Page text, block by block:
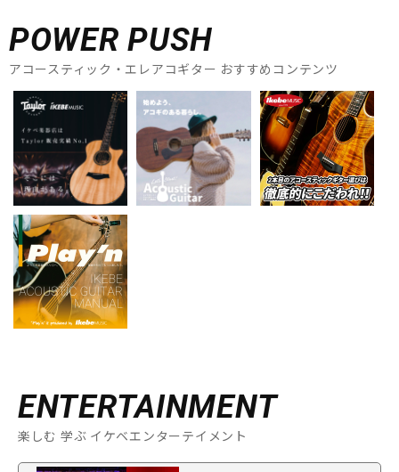
POWER PUSH
アコースティック・エレアコギター おすすめコンテンツ
ENTERTAINMENT
楽しむ 学ぶ イケベエンターテイメント